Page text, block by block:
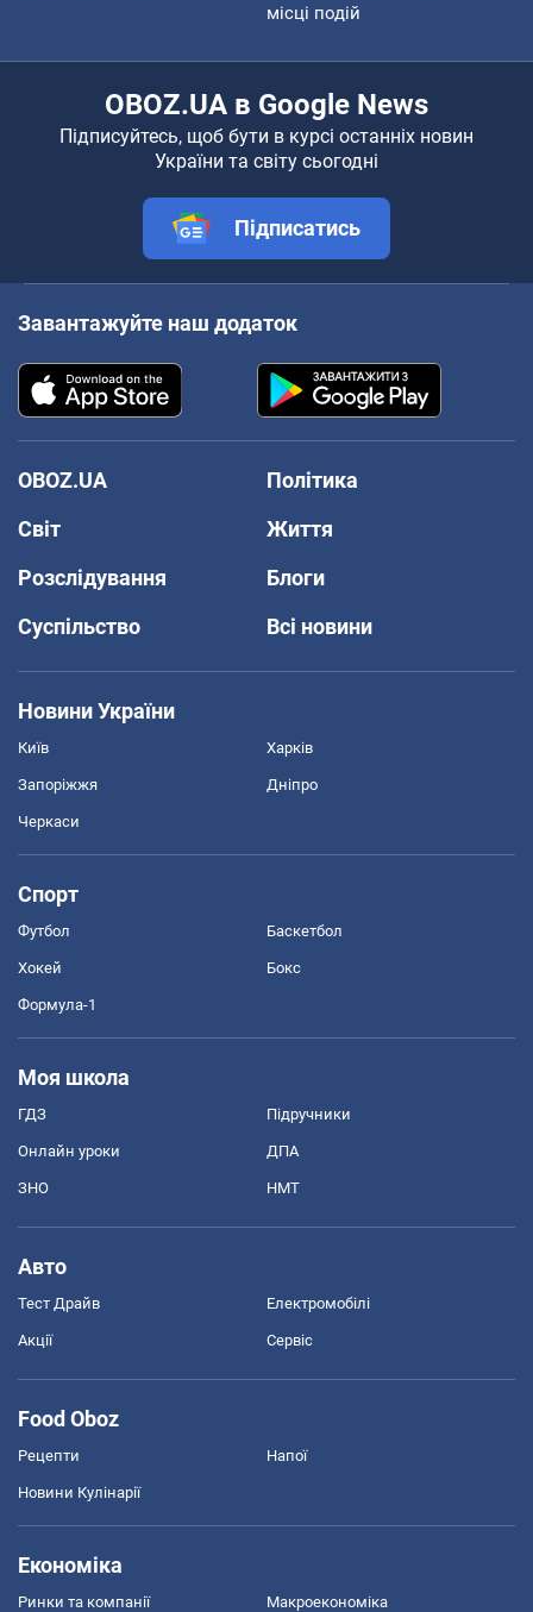
місці подій
OBOZ.UA в Google News
Підписуйтесь, щоб бути в курсі останніх новин
України та світу сьогодні
Підписатись
Завантажуйте наш додаток
OBOZ.UA
Політика
Світ
Життя
Розслідування
Блоги
Суспільство
Всі новини
Новини України
Київ Харків
Запоріжжя Дніпро
Черкаси
Спорт
Футбол Баскетбол
Хокей Бокс
Формула-1
Моя школа
ГДЗ Підручники
Онлайн уроки ДПА
ЗНО НМТ
Авто
Тест Драйв Електромобілі
Акції Сервіс
Food Oboz
Рецепти Напої
Новини Кулінарії
Економіка
Ринки та компанії Макроекономіка